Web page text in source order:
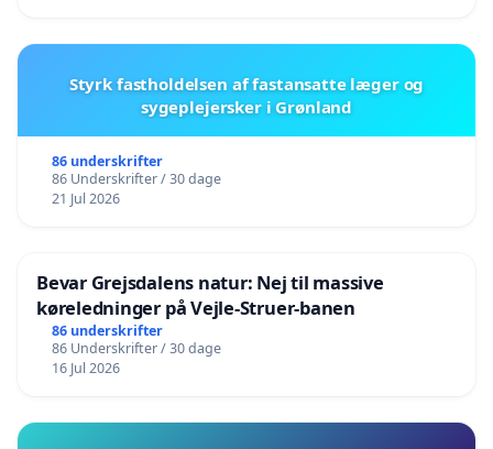
Styrk fastholdelsen af fastansatte læger og
sygeplejersker i Grønland
86 underskrifter
86 Underskrifter / 30 dage
21 Jul 2026
Bevar Grejsdalens natur: Nej til massive
køreledninger på Vejle-Struer-banen
86 underskrifter
86 Underskrifter / 30 dage
16 Jul 2026